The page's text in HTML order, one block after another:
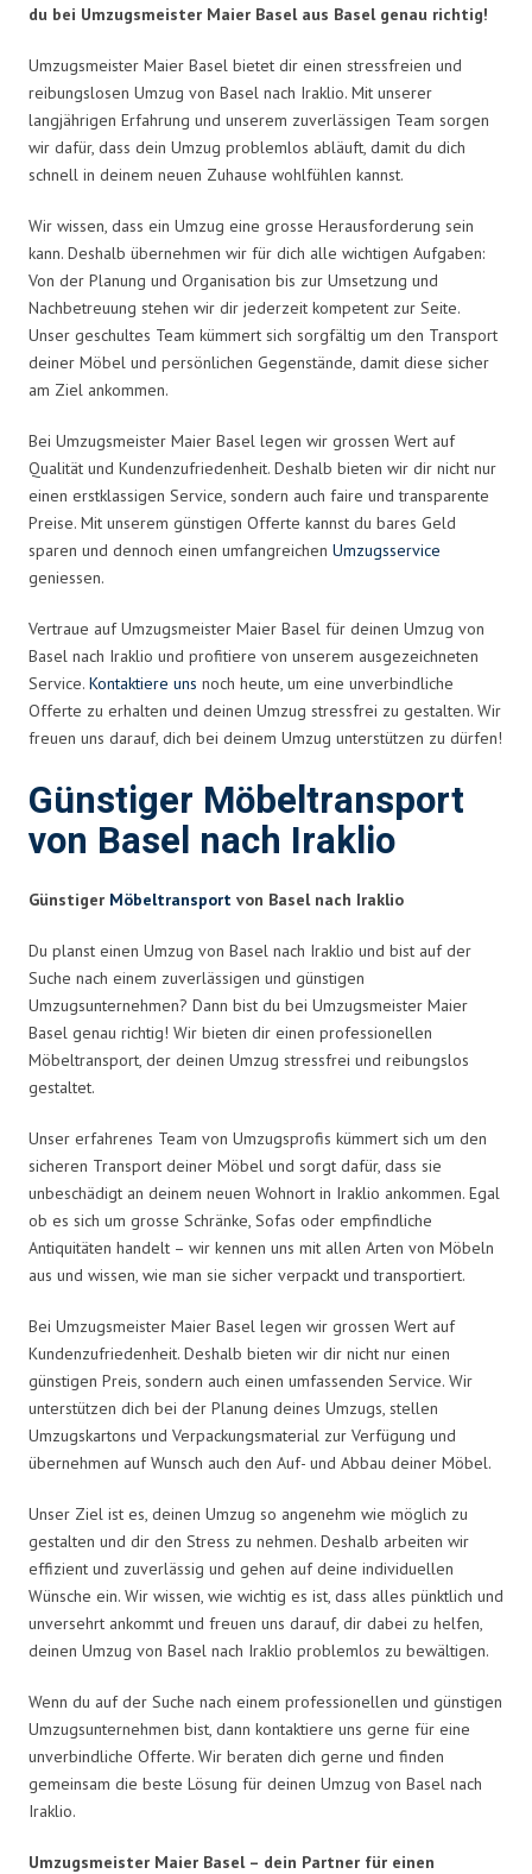
du bei Umzugsmeister Maier Basel aus Basel genau richtig!
Umzugsmeister Maier Basel bietet dir einen stressfreien und
reibungslosen Umzug von Basel nach Iraklio. Mit unserer
langjährigen Erfahrung und unserem zuverlässigen Team sorgen
wir dafür, dass dein Umzug problemlos abläuft, damit du dich
schnell in deinem neuen Zuhause wohlfühlen kannst.
Wir wissen, dass ein Umzug eine grosse Herausforderung sein
kann. Deshalb übernehmen wir für dich alle wichtigen Aufgaben:
Von der Planung und Organisation bis zur Umsetzung und
Nachbetreuung stehen wir dir jederzeit kompetent zur Seite.
Unser geschultes Team kümmert sich sorgfältig um den Transport
deiner Möbel und persönlichen Gegenstände, damit diese sicher
am Ziel ankommen.
Bei Umzugsmeister Maier Basel legen wir grossen Wert auf
Qualität und Kundenzufriedenheit. Deshalb bieten wir dir nicht nur
einen erstklassigen Service, sondern auch faire und transparente
Preise. Mit unserem günstigen Offerte kannst du bares Geld
sparen und dennoch einen umfangreichen Umzugsservice
geniessen.
Vertraue auf Umzugsmeister Maier Basel für deinen Umzug von
Basel nach Iraklio und profitiere von unserem ausgezeichneten
Service. Kontaktiere uns noch heute, um eine unverbindliche
Offerte zu erhalten und deinen Umzug stressfrei zu gestalten. Wir
freuen uns darauf, dich bei deinem Umzug unterstützen zu dürfen!
Günstiger Möbeltransport
von Basel nach Iraklio
Günstiger Möbeltransport von Basel nach Iraklio
Du planst einen Umzug von Basel nach Iraklio und bist auf der
Suche nach einem zuverlässigen und günstigen
Umzugsunternehmen? Dann bist du bei Umzugsmeister Maier
Basel genau richtig! Wir bieten dir einen professionellen
Möbeltransport, der deinen Umzug stressfrei und reibungslos
gestaltet.
Unser erfahrenes Team von Umzugsprofis kümmert sich um den
sicheren Transport deiner Möbel und sorgt dafür, dass sie
unbeschädigt an deinem neuen Wohnort in Iraklio ankommen. Egal
ob es sich um grosse Schränke, Sofas oder empfindliche
Antiquitäten handelt – wir kennen uns mit allen Arten von Möbeln
aus und wissen, wie man sie sicher verpackt und transportiert.
Bei Umzugsmeister Maier Basel legen wir grossen Wert auf
Kundenzufriedenheit. Deshalb bieten wir dir nicht nur einen
günstigen Preis, sondern auch einen umfassenden Service. Wir
unterstützen dich bei der Planung deines Umzugs, stellen
Umzugskartons und Verpackungsmaterial zur Verfügung und
übernehmen auf Wunsch auch den Auf- und Abbau deiner Möbel.
Unser Ziel ist es, deinen Umzug so angenehm wie möglich zu
gestalten und dir den Stress zu nehmen. Deshalb arbeiten wir
effizient und zuverlässig und gehen auf deine individuellen
Wünsche ein. Wir wissen, wie wichtig es ist, dass alles pünktlich und
unversehrt ankommt und freuen uns darauf, dir dabei zu helfen,
deinen Umzug von Basel nach Iraklio problemlos zu bewältigen.
Wenn du auf der Suche nach einem professionellen und günstigen
Umzugsunternehmen bist, dann kontaktiere uns gerne für eine
unverbindliche Offerte. Wir beraten dich gerne und finden
gemeinsam die beste Lösung für deinen Umzug von Basel nach
Iraklio.
Umzugsmeister Maier Basel – dein Partner für einen